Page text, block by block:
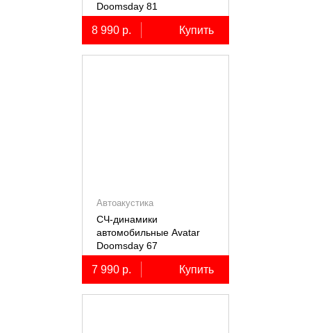
Doomsday 81
8 990 р. Купить
Автоакустика
СЧ-динамики
автомобильные Avatar
Doomsday 67
7 990 р. Купить